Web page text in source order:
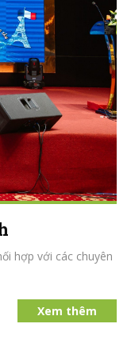
hợp với các chuyên
Xem thêm